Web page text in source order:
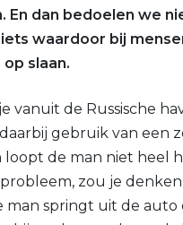
En dan bedoelen we
waardoor bij
slaan.
vanuit de Russische
gebruik van een
loopt de man niet heel
zou je
man springt uit de